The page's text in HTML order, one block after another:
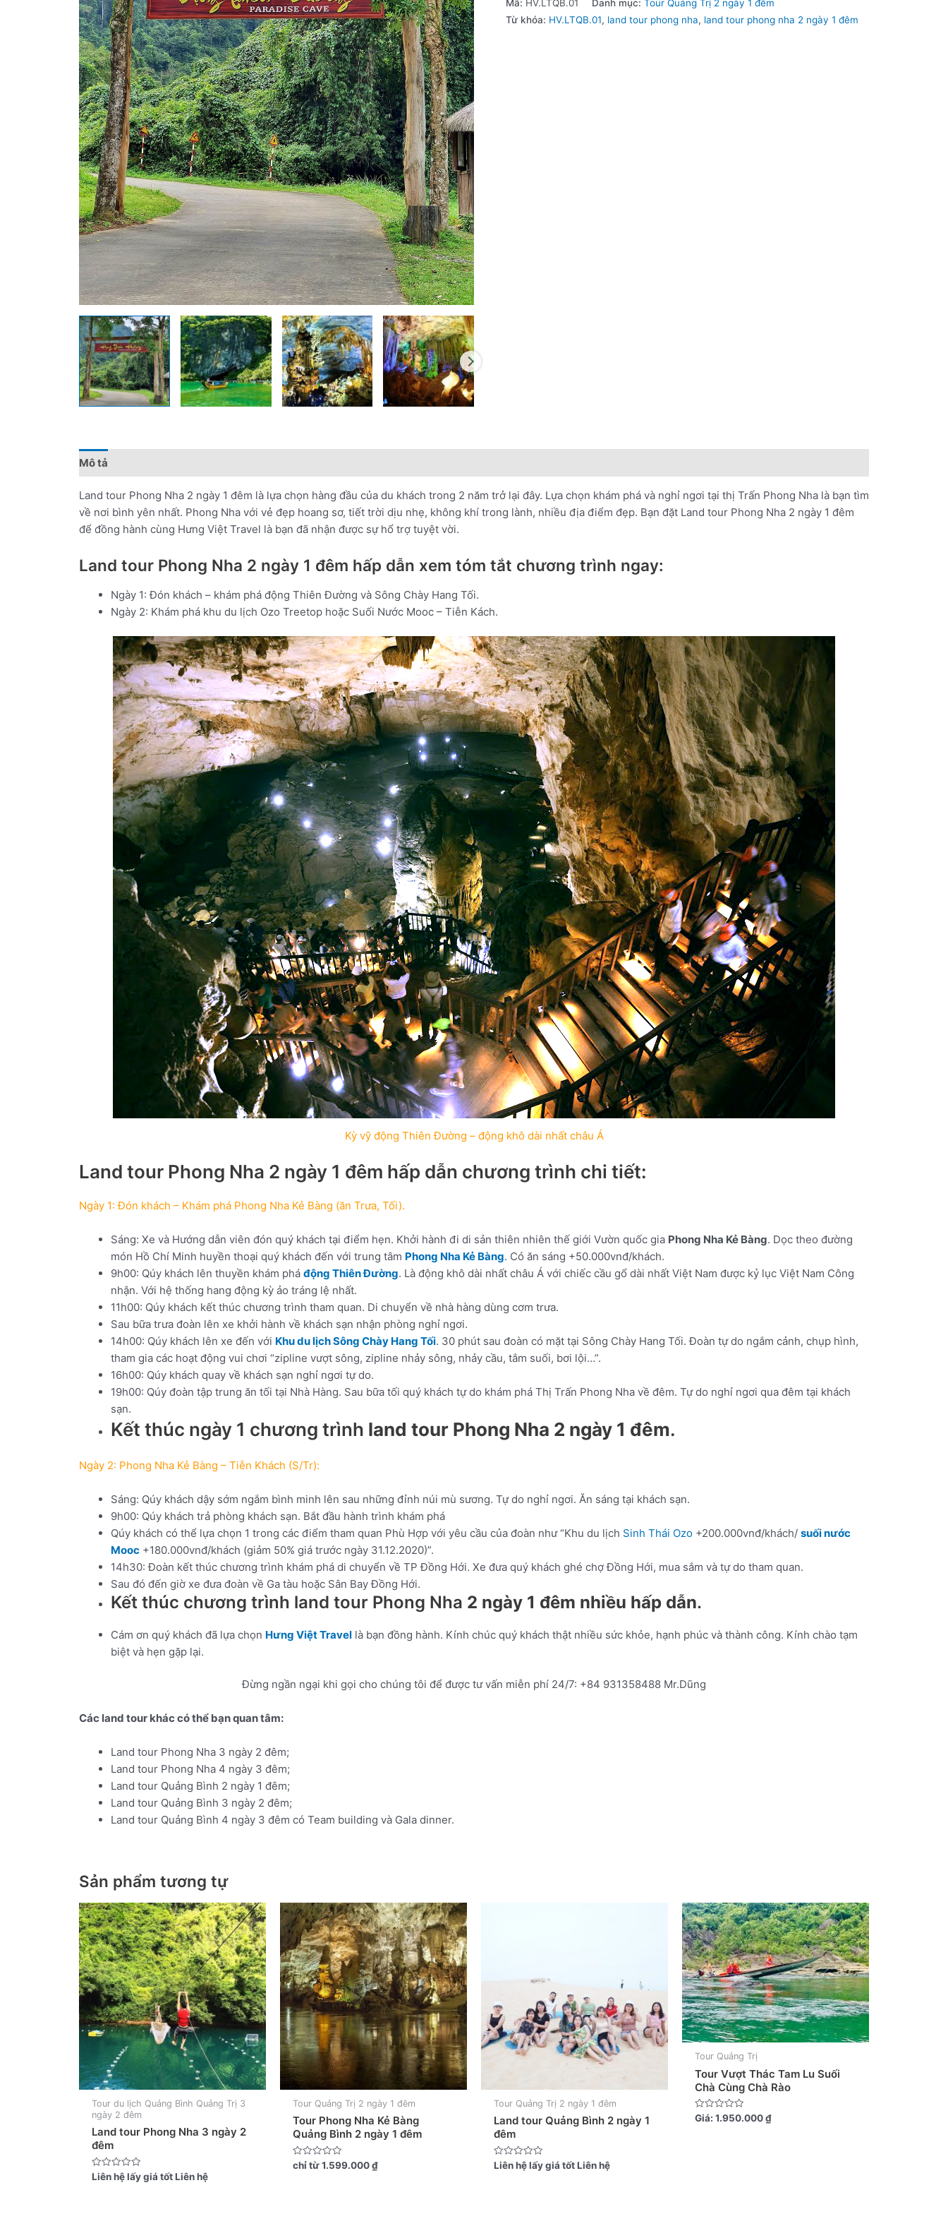
Mã: HV.LTQB.01 Danh mục: Tour Quảng Trị 2 ngày 1 đêm
Từ khóa: HV.LTQB.01, land tour phong nha, land tour phong nha 2 ngày 1 đêm
Mô tả
Land tour Phong Nha 2 ngày 1 đêm là lựa chọn hàng đầu của du khách trong 2 năm trở lại đây. Lựa chọn khám phá và nghỉ ngơi tại thị Trấn Phong Nha là bạn tìm
về nơi bình yên nhất. Phong Nha với vẻ đẹp hoang sơ, tiết trời dịu nhẹ, không khí trong lành, nhiều địa điểm đẹp. Bạn đặt Land tour Phong Nha 2 ngày 1 đêm
để đồng hành cùng Hưng Việt Travel là bạn đã nhận được sự hổ trợ tuyệt vời.
Land tour Phong Nha 2 ngày 1 đêm hấp dẫn xem tóm tắt chương trình ngay:
Ngày 1: Đón khách – khám phá động Thiên Đường và Sông Chày Hang Tối.
Ngày 2: Khám phá khu du lịch Ozo Treetop hoặc Suối Nước Mooc – Tiễn Kách.
Kỳ vỹ động Thiên Đường – động khô dài nhất châu Á
Land tour Phong Nha 2 ngày 1 đêm hấp dẫn chương trình chi tiết:
Ngày 1: Đón khách – Khám phá Phong Nha Kẻ Bàng (ăn Trưa, Tối).
Sáng: Xe và Hướng dẫn viên đón quý khách tại điểm hẹn. Khởi hành đi di sản thiên nhiên thế giới Vườn quốc gia Phong Nha Kẻ Bàng. Dọc theo đường
món Hồ Chí Minh huyền thoại quý khách đến với trung tâm Phong Nha Kẻ Bàng. Có ăn sáng +50.000vnđ/khách.
9h00: Qúy khách lên thuyền khám phá động Thiên Đường. Là động khô dài nhất châu Á với chiếc cầu gổ dài nhất Việt Nam được kỷ lục Việt Nam Công
nhận. Với hệ thống hang động kỳ ảo tráng lệ nhất.
11h00: Qúy khách kết thúc chương trình tham quan. Di chuyển về nhà hàng dùng cơm trưa.
Sau bữa trưa đoàn lên xe khởi hành về khách sạn nhận phòng nghỉ ngơi.
14h00: Qúy khách lên xe đến với Khu du lịch Sông Chày Hang Tối. 30 phút sau đoàn có mặt tại Sông Chày Hang Tối. Đoàn tự do ngắm cảnh, chụp hình,
tham gia các hoạt động vui chơi “zipline vượt sông, zipline nhảy sông, nhảy cầu, tắm suối, bơi lội…”.
16h00: Qúy khách quay về khách sạn nghỉ ngơi tự do.
19h00: Qúy đoàn tập trung ăn tối tại Nhà Hàng. Sau bữa tối quý khách tự do khám phá Thị Trấn Phong Nha về đêm. Tự do nghỉ ngơi qua đêm tại khách
sạn.
Kết thúc ngày 1 chương trình land tour Phong Nha 2 ngày 1 đêm.
Ngày 2: Phong Nha Kẻ Bàng – Tiễn Khách (S/Tr):
Sáng: Qúy khách dậy sớm ngắm bình minh lên sau những đỉnh núi mù sương. Tự do nghỉ ngơi. Ăn sáng tại khách sạn.
9h00: Qúy khách trả phòng khách sạn. Bắt đầu hành trình khám phá
Qúy khách có thể lựa chọn 1 trong các điểm tham quan Phù Hợp với yêu cầu của đoàn như “Khu du lịch Sinh Thái Ozo +200.000vnđ/khách/ suối nước
Mooc +180.000vnđ/khách (giảm 50% giá trước ngày 31.12.2020)”.
14h30: Đoàn kết thúc chương trình khám phá di chuyển về TP Đồng Hới. Xe đưa quý khách ghé chợ Đồng Hới, mua sắm và tự do tham quan.
Sau đó đến giờ xe đưa đoàn về Ga tàu hoặc Sân Bay Đồng Hới.
Kết thúc chương trình land tour Phong Nha 2 ngày 1 đêm nhiều hấp dẫn.
Cám ơn quý khách đã lựa chọn Hưng Việt Travel là bạn đồng hành. Kính chúc quý khách thật nhiều sức khỏe, hạnh phúc và thành công. Kính chào tạm
biệt và hẹn gặp lại.
Đừng ngần ngại khi gọi cho chúng tôi để được tư vấn miễn phí 24/7: +84 931358488 Mr.Dũng
Các land tour khác có thể bạn quan tâm:
Land tour Phong Nha 3 ngày 2 đêm;
Land tour Phong Nha 4 ngày 3 đêm;
Land tour Quảng Bình 2 ngày 1 đêm;
Land tour Quảng Bình 3 ngày 2 đêm;
Land tour Quảng Bình 4 ngày 3 đêm có Team building và Gala dinner.
Sản phẩm tương tự
Tour du lịch Quảng Bình Quảng Trị 3
ngày 2 đêm
Land tour Phong Nha 3 ngày 2
đêm
Được
xếp
Liên hệ lấy giá tốtLiên hệ
Tour Quảng Trị 2 ngày 1 đêm
Tour Phong Nha Kẻ Bàng
Quảng Bình 2 ngày 1 đêm
Được
xếp
chỉ từ1.599.000₫
Tour Quảng Trị 2 ngày 1 đêm
Land tour Quảng Bình 2 ngày 1
đêm
Được
xếp
Liên hệ lấy giá tốtLiên hệ
Tour Quảng Trị
Tour Vượt Thác Tam Lu Suối
Chà Cùng Chà Rào
Được
Giá: 1.950.000₫